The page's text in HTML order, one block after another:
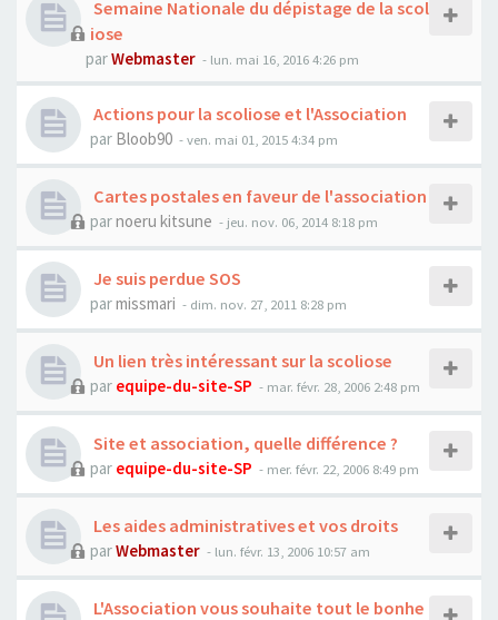
Semaine Nationale du dépistage de la scol
iose
parWebmaster - lun. mai 16, 2016 4:26 pm
Actions pour la scoliose et l'Association
par Bloob90 - ven. mai 01, 2015 4:34 pm
Cartes postales en faveur de l'association
parnoeru kitsune - jeu. nov. 06, 2014 8:18 pm
Je suis perdue SOS
parmissmari - dim. nov. 27, 2011 8:28 pm
Un lien très intéressant sur la scoliose
par equipe-du-site-SP - mar. févr. 28, 2006 2:48 pm
Site et association, quelle différence ?
par equipe-du-site-SP - mer. févr. 22, 2006 8:49 pm
Les aides administratives et vos droits
parWebmaster - lun. févr. 13, 2006 10:57 am
L'Association vous souhaite tout le bonhe